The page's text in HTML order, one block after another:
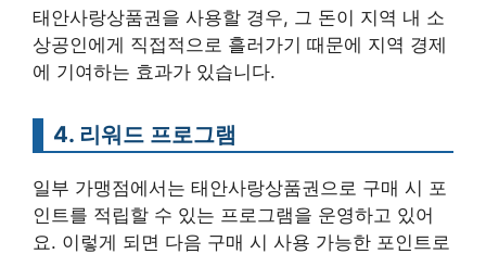
태안사랑상품권을 사용할 경우, 그 돈이 지역 내 소
상공인에게 직접적으로 흘러가기 때문에 지역 경제
에 기여하는 효과가 있습니다.
4. 리워드 프로그램
일부 가맹점에서는 태안사랑상품권으로 구매 시 포
인트를 적립할 수 있는 프로그램을 운영하고 있어
요. 이렇게 되면 다음 구매 시 사용 가능한 포인트로